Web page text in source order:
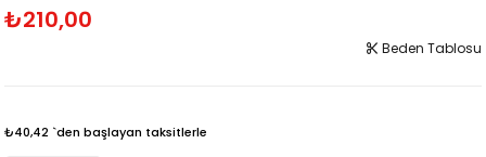
₺210,00
Beden Tablosu
₺40,42 `den başlayan taksitlerle